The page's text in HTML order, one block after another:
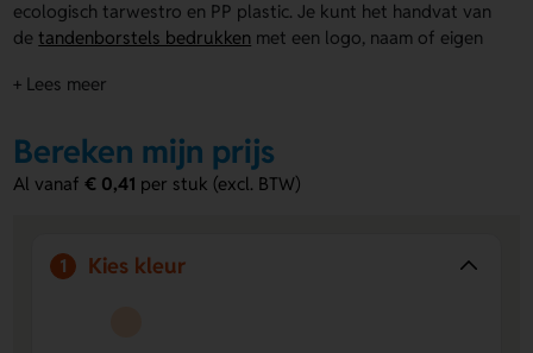
ecologisch tarwestro en PP plastic. Je kunt het handvat van
de tandenborstels bedrukken met een logo, naam of eigen
tandenborstel als promotiemateriaal willen inzetten om hun
Voordelen van de opvouwbare
tandenborstel
ontwerp neem je de tandenborstel gemakkelijk mee,
perfect voor onderweg of op reis.
+ Lees meer
Bereken mijn prijs
Al vanaf€ 0,41 per stuk (excl. BTW)
1 Kies kleur